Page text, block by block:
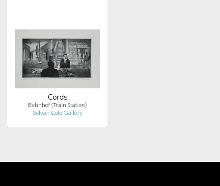
Cords
Bahnhof (Train Station)
Sylvan Cole Gallery